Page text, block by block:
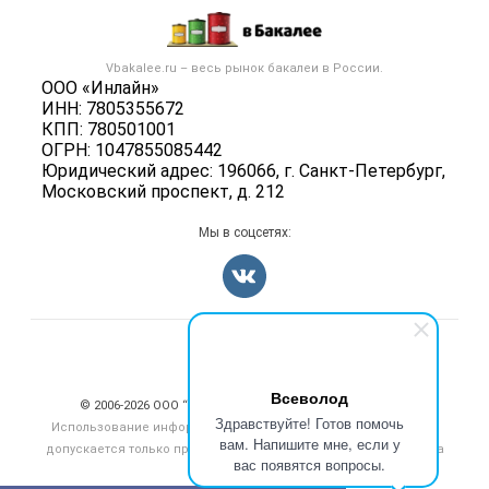
Всеволод
Здравствуйте! Готов помочь
вам. Напишите мне, если у
вас появятся вопросы.
Vbakalee.ru – весь рынок бакалеи в России.
ООО «Инлайн»
ИНН: 7805355672
КПП: 780501001
ОГРН: 1047855085442
Юридический адрес: 196066, г. Санкт-Петербург,
Московский проспект, д. 212
Публичная оферта
Контактная информация
Политика обработки персональных данных
Новости рынка
Бакалейные товары
Услуги
Добавить объявление
Мы в соцсетях:
© 2006‑2026 ООО “Инлайн”. 12+ Все права защищены.
Использование информации, размещенной на данном сайте,
допускается только при размещении активной гиперссылки на
vbakalee.ru